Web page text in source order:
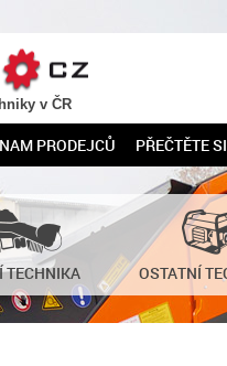
v ČR
PRODEJCŮ PŘEČTĚTE SI
TECHNIKA OSTATNÍ